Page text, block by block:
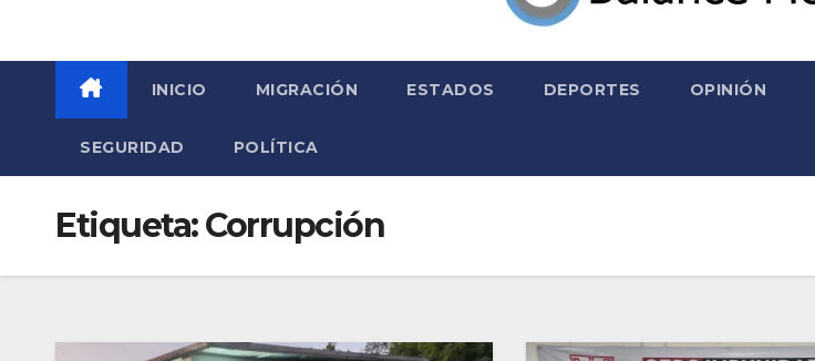
INICIO MIGRACIÓN ESTADOS DEPORTES OPINIÓN
SEGURIDAD POLÍTICA
Etiqueta:Corrupción